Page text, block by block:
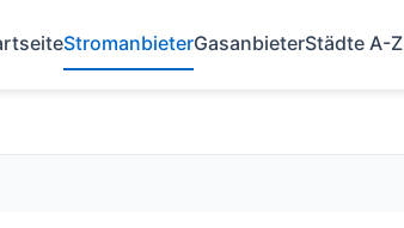
StromanbieterGasanbieterStädte A-Z